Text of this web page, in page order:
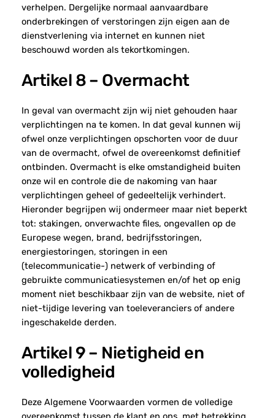
verhelpen. Dergelijke normaal aanvaardbare
onderbrekingen of verstoringen zijn eigen aan de
dienstverlening via internet en kunnen niet
beschouwd worden als tekortkomingen.
Artikel 8 – Overmacht
In geval van overmacht zijn wij niet gehouden haar
verplichtingen na te komen. In dat geval kunnen wij
ofwel onze verplichtingen opschorten voor de duur
van de overmacht, ofwel de overeenkomst definitief
ontbinden. Overmacht is elke omstandigheid buiten
onze wil en controle die de nakoming van haar
verplichtingen geheel of gedeeltelijk verhindert.
Hieronder begrijpen wij ondermeer maar niet beperkt
tot: stakingen, onverwachte files, ongevallen op de
Europese wegen, brand, bedrijfsstoringen,
energiestoringen, storingen in een
(telecommunicatie-) netwerk of verbinding of
gebruikte communicatiesystemen en/of het op enig
moment niet beschikbaar zijn van de website, niet of
niet-tijdige levering van toeleveranciers of andere
ingeschakelde derden.
Artikel 9 – Nietigheid en
volledigheid
Deze Algemene Voorwaarden vormen de volledige